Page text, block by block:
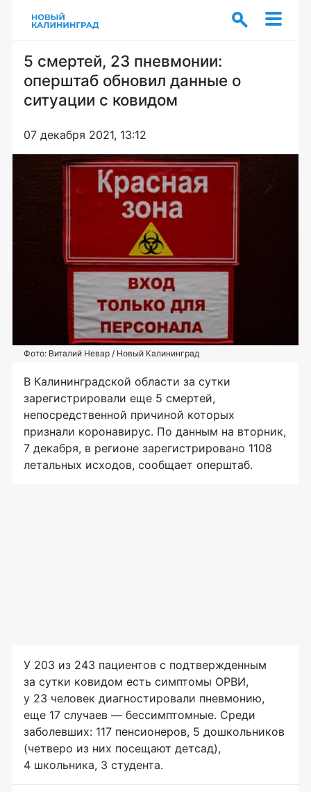
5 смертей, 23 пневмонии:
оперштаб обновил данные о
ситуации с ковидом
07 декабря 2021, 13:12
Фото: Виталий Невар / Новый Калининград
В Калининградской области за сутки
зарегистрировали еще 5 смертей,
непосредственной причиной которых
признали коронавирус. По данным на вторник,
7 декабря, в регионе зарегистрировано 1108
летальных исходов, сообщает оперштаб.
У 203 из 243 пациентов с подтвержденным
за сутки ковидом есть симптомы ОРВИ,
у 23 человек диагностировали пневмонию,
еще 17 случаев — бессимптомные. Среди
заболевших: 117 пенсионеров, 5 дошкольников
(четверо из них посещают детсад),
4 школьника, 3 студента.